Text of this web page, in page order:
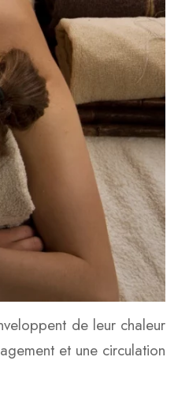
de leur chaleur
et une circulation